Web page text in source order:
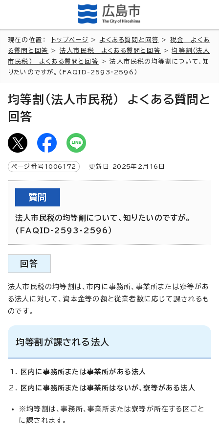
現在の位置： トップページ > よくある質問と回答 > 税金 よくあ
る質問と回答
> 法人市民税 よくある質問と回答 >均等割（法人
市民税） よくある質問と回答
> 法人市民税の均等割について、知
りたいのですが。(FAQID-2593・2596）
均等割（法人市民税） よくある質問と
回答
ページ番号 1006172 更新日 2025年2月 16 日
質問
法人市民税の均等割について、知りたいのですが。
(FAQID-2593・2596）
回答
法人市民税の均等割は、市内に事務所、事業所または寮等があ
る法人に対して、資本金等の額と従業者数に応じて課されるも
のです。
均等割が課される法人
区内に事務所または事業所がある法人
区内に事務所または事業所はないが、寮等がある法人
※均等割は、事務所、事業所または寮等が所在する区ごと
に課されます。